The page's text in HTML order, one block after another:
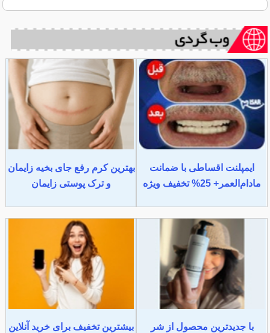
ایمپلنت اقساطی با ضمانت
مادام‌العمر+ 25% تخفیف ویژه
بهترین کرم رفع جای بخیه زایمان
و ترک پوستی زایمان
با جدیدترین محصول از شر
بیشترین تخفیف برای خرید آنلاین